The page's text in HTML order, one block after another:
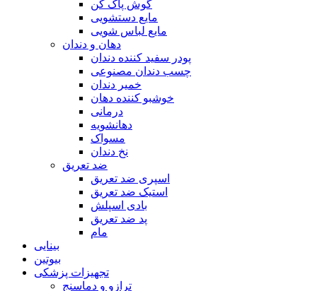
گوش پاک کن
مایع دستشویی
مایع لباس شویی
دهان و دندان
پودر سفید کننده دندان
چسب دندان مصنوعی
خمیر دندان
خوشبو کننده دهان
درمانی
دهانشویه
مسواک
نخ دندان
ضد تعریق
اسپری ضد تعریق
استیک ضد تعریق
بادی اسپلش
پد ضد تعریق
مام
بینایی
بیوتین
تجهیزات پزشکی
ترازو و دماسنج